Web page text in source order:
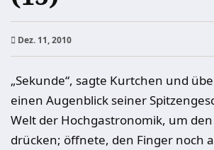
Dez. 11, 2010
„Sekunde“, sagte Kurtchen und
einen Augenblick sei­ner
Welt der Hochgastronomik, um
drücken; öffnete, den Finger noch